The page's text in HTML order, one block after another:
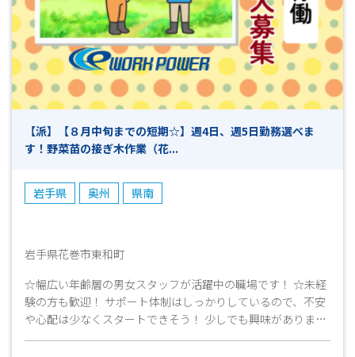
【派】【８月中旬までの短期☆】週4日、週5日勤務選べま
す！野菜苗の接ぎ木作業（花...
岩手県 奥州 県南
岩手県花巻市東和町
☆幅広い年齢層の男女スタッフが活躍中の職場です！ ☆未経
験の方も歓迎！ サポート体制はしっかりしているので、不安
や心配は少なくスタートできそう！ 少しでも興味がありまし
たら、まずはお気軽にお問い合わせください！